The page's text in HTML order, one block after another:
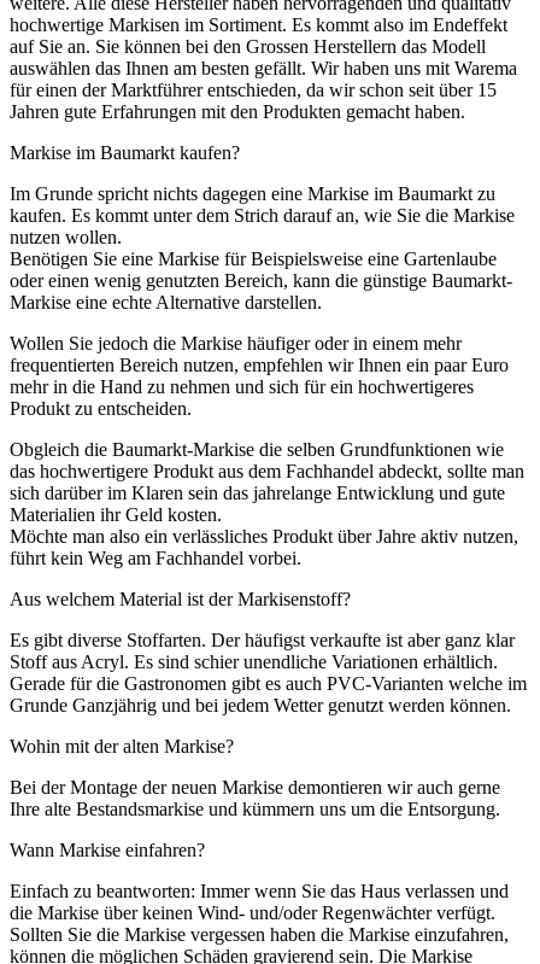
hochwertige Markisen im Sortiment. Es kommt also im Endeffekt
auf Sie an. Sie können bei den Grossen Herstellern das Modell
auswählen das Ihnen am besten gefällt. Wir haben uns mit Warema
für einen der Marktführer entschieden, da wir schon seit über 15
Jahren gute Erfahrungen mit den Produkten gemacht haben.
Markise im Baumarkt kaufen?
Im Grunde spricht nichts dagegen eine Markise im Baumarkt zu
kaufen. Es kommt unter dem Strich darauf an, wie Sie die Markise
nutzen wollen.
Benötigen Sie eine Markise für Beispielsweise eine Gartenlaube
oder einen wenig genutzten Bereich, kann die günstige Baumarkt-
Markise eine echte Alternative darstellen.
Wollen Sie jedoch die Markise häufiger oder in einem mehr
frequentierten Bereich nutzen, empfehlen wir Ihnen ein paar Euro
mehr in die Hand zu nehmen und sich für ein hochwertigeres
Produkt zu entscheiden.
Obgleich die Baumarkt-Markise die selben Grundfunktionen wie
das hochwertigere Produkt aus dem Fachhandel abdeckt, sollte man
sich darüber im Klaren sein das jahrelange Entwicklung und gute
Materialien ihr Geld kosten.
Möchte man also ein verlässliches Produkt über Jahre aktiv nutzen,
führt kein Weg am Fachhandel vorbei.
Aus welchem Material ist der Markisenstoff?
Es gibt diverse Stoffarten. Der häufigst verkaufte ist aber ganz klar
Stoff aus Acryl. Es sind schier unendliche Variationen erhältlich.
Gerade für die Gastronomen gibt es auch PVC-Varianten welche im
Grunde Ganzjährig und bei jedem Wetter genutzt werden können.
Wohin mit der alten Markise?
Bei der Montage der neuen Markise demontieren wir auch gerne
Ihre alte Bestandsmarkise und kümmern uns um die Entsorgung.
Wann Markise einfahren?
Einfach zu beantworten: Immer wenn Sie das Haus verlassen und
die Markise über keinen Wind- und/oder Regenwächter verfügt.
Sollten Sie die Markise vergessen haben die Markise einzufahren,
können die möglichen Schäden gravierend sein. Die Markise